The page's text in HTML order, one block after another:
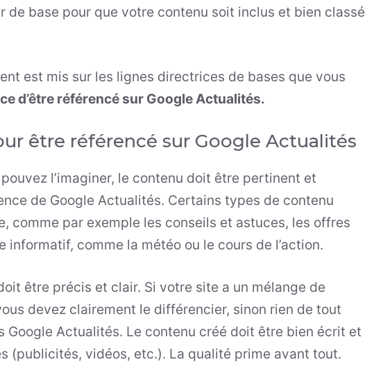
base pour que votre contenu soit inclus et bien classé
est mis sur les lignes directrices de bases que vous
d’être référencé sur Google Actualités.
être référencé sur Google Actualités
l’imaginer, le contenu doit être pertinent et
de Google Actualités. Certains types de contenu
comme par exemple les conseils et astuces, les offres
informatif, comme la météo ou le cours de l’action.
être précis et clair. Si votre site a un mélange de
devez clairement le différencier, sinon rien de tout
Google Actualités. Le contenu créé doit être bien écrit et
(publicités, vidéos, etc.). La qualité prime avant tout.